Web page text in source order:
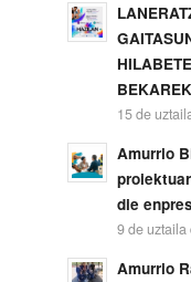
15 de
Amurrio
die
9 de uztaila
Amurrio